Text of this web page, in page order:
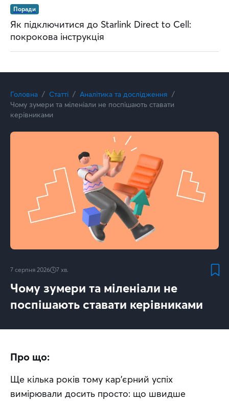
Поради
Як підключитися до Starlink Direct to Cell:
покрокова інструкція
Головна Статті
Аналітика та дослідження
Чому зумери та міленіали не поспішають ставати
керівниками
7 серпня 2026 7 хв.
Чому зумери та міленіали не
поспішають ставати керівниками
Про що:
Ще кілька років тому кар'єрний успіх
вимірювали досить просто: що швидше